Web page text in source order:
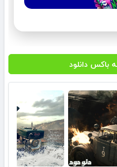
باکس دانلود